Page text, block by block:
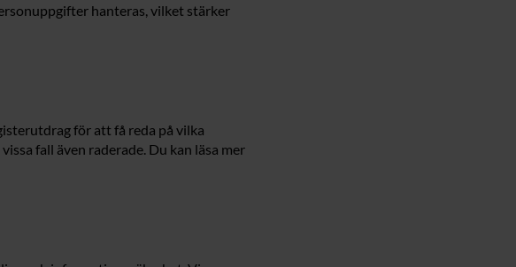
hanteras, vilket stärker
för att få reda på vilka
fall även raderade. Du kan läsa mer